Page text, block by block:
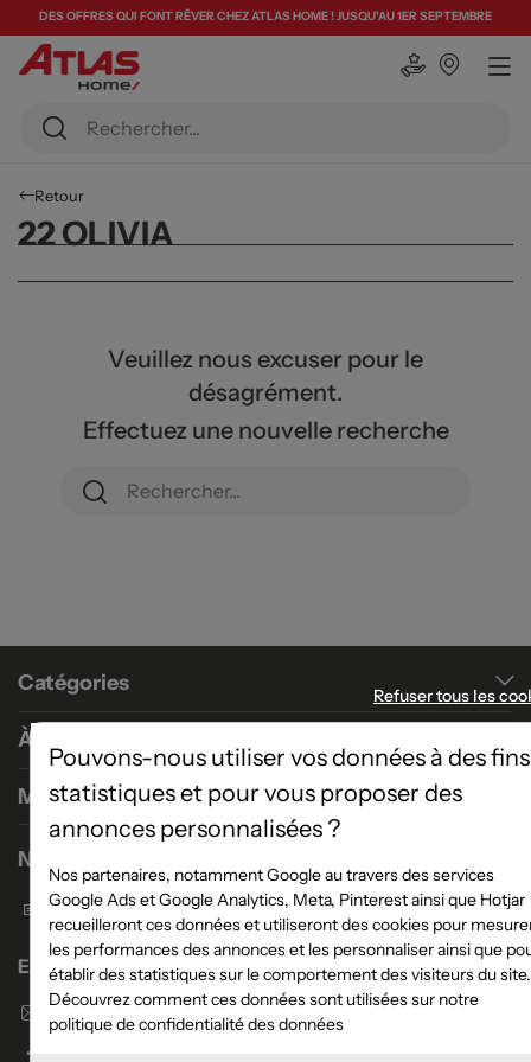
DES OFFRES QUI FONT RÊVER CHEZ ATLAS HOME ! JUSQU'AU 1ER SEPTEMBRE
Retour
22 OLIVIA
Veuillez nous excuser pour le
désagrément.
Effectuez une nouvelle recherche
Catégories
À propos
Magasins
Nous contacter
Formulaire de contact
Enseigne Atlas Home
Envoyer un email
Refuser tous les
Pouvons-nous utiliser vos données à des fins
statistiques et pour vous proposer des
annonces personnalisées ?
Nos partenaires, notamment Google au travers des services
Google Ads et Google Analytics, Meta, Pinterest ainsi que Hotjar
recueilleront ces données et utiliseront des cookies pour
les performances des annonces et les personnaliser ainsi que
établir des statistiques sur le comportement des visiteurs du site.
Découvrez comment ces données sont utilisées sur notre
politique de confidentialité des données